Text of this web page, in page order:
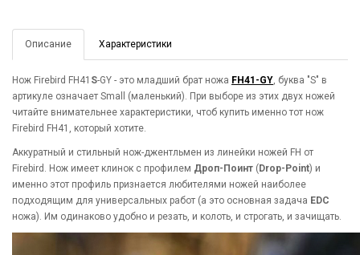
Описание Характеристики
Нож Firebird FH41 S-GY - это младший брат ножа FH41-GY , буква "S" в
артикуле означает Small (маленький). При выборе из этих двух ножей
читайте внимательнее характеристики, чтоб купить именно тот нож
Firebird FH41, который хотите.
Аккуратный и стильный нож-джентльмен из линейки ножей FH от
Firebird. Нож имеет клинок с профилем Дроп-Поинт (Drop-Point) и
именно этот профиль признается любителями ножей наиболее
подходящим для универсальных работ (а это основная задача EDC
ножа). Им одинаково удобно и резать, и колоть, и строгать, и зачищать.